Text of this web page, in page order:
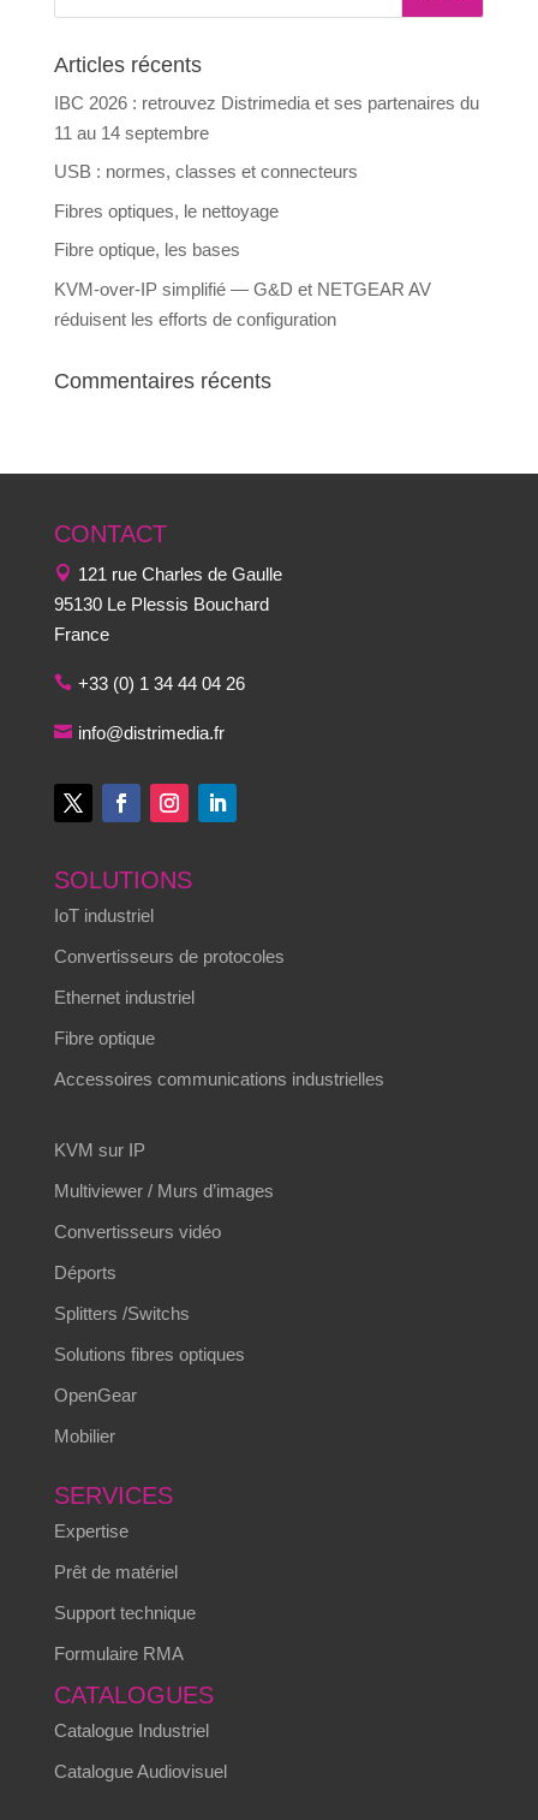
Articles récents
IBC 2026 : retrouvez Distrimedia et ses partenaires du
11 au 14 septembre
USB : normes, classes et connecteurs
Fibres optiques, le nettoyage
Fibre optique, les bases
KVM-over-IP simplifié — G&D et NETGEAR AV
réduisent les efforts de configuration
Commentaires récents
CONTACT
121 rue Charles de Gaulle
95130 Le Plessis Bouchard
France
+33 (0) 1 34 44 04 26
info@distrimedia.fr
SOLUTIONS
IoT industriel
Convertisseurs de protocoles
Ethernet industriel
Fibre optique
Accessoires communications industrielles
KVM sur IP
Multiviewer / Murs d’images
Convertisseurs vidéo
Déports
Splitters /Switchs
Solutions fibres optiques
OpenGear
Mobilier
SERVICES
Expertise
Prêt de matériel
Support technique
Formulaire RMA
CATALOGUES
Catalogue Industriel
Catalogue Audiovisuel